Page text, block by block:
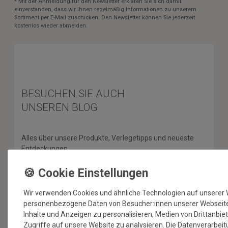
einverstanden, dass wir Ihnen regelmäßig Informationen zu unserem
Sortiment per E-Mail zuschicken. Den Newsletter können Sie jederzeit
kostenlos wieder abmelden.
BESUCHEN SIE AUCH
UNSEREN BLOG
Alles über unsere Produkte, Verlegetipps und neueste
Entdeckungen.
SERVICE & HILFE
Wir verwenden Cookies und ähnliche Technologien auf unserer
personenbezogene Daten von Besucher:innen unserer
Inhalte und Anzeigen zu personalisieren, Medien von
Zugriffe auf unsere Website zu analysieren. Die